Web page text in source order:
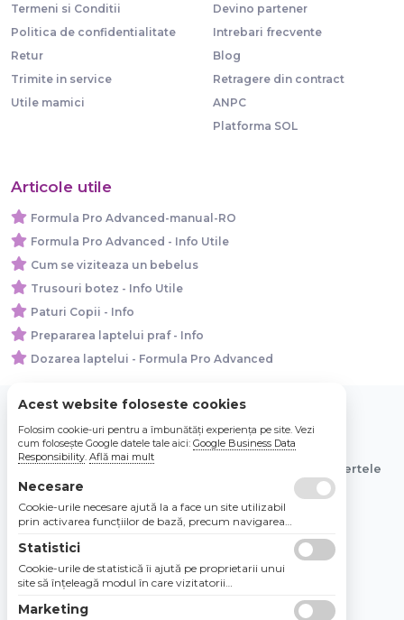
Termeni si Conditii
Politica de confidentialitate
Retur
Trimite in service
Utile mamici
Devino partener
Intrebari frecvente
Blog
Retragere din contract
ANPC
Platforma SOL
Articole utile
Formula Pro Advanced-manual-RO
Formula Pro Advanced - Info Utile
Cum se viziteaza un bebelus
Trusouri botez - Info Utile
Paturi Copii - Info
Prepararea laptelui praf - Info
Dozarea laptelui - Formula Pro Advanced
© 2026 Bebe Nou Online Store SRL
Toate preturile sunt exprimate in lei si includ tva. Ofertele
sunt valabile in limita stocului disponibil.
Acest website foloseste cookies
Folosim cookie-uri pentru a îmbunătăți experiența pe site. Vezi
cum folosește Google datele tale aici: Google Business Data
Responsibility. Află mai mult
Necesare
Cookie-urile necesare ajută la a face un site utilizabil
prin activarea funcţiilor de bază, precum navigarea
Site-ul nu poate funcţiona corespunzător fără aceste
cookie-uri.
Statistici
Cookie-urile de statistică îi ajută pe proprietarii unui
site să înţeleagă modul în care vizitatorii
raportarea informaţiilor în mod anonim.
Marketing